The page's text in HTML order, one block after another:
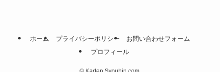
ホーム プライバシーポリシー
お問い合わせフォーム
プロフィール